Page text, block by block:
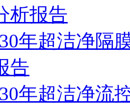
析报告
年超洁净隔
告
年超洁净流